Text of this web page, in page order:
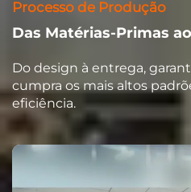
Processo de Produção
Das Matérias-Primas
Do design à entrega,
cumpra os mais altos
eficiência.